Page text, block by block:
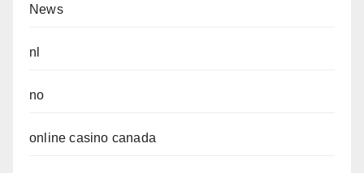
News
nl
no
online casino canada